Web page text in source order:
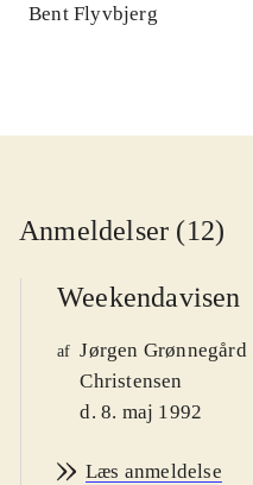
videnskab
Bent Flyvbjerg
Anmeldelser (12)
Weekendavisen
af Jørgen Grønnegård
Christensen
d. 8. maj 1992
Læs anmeldelse